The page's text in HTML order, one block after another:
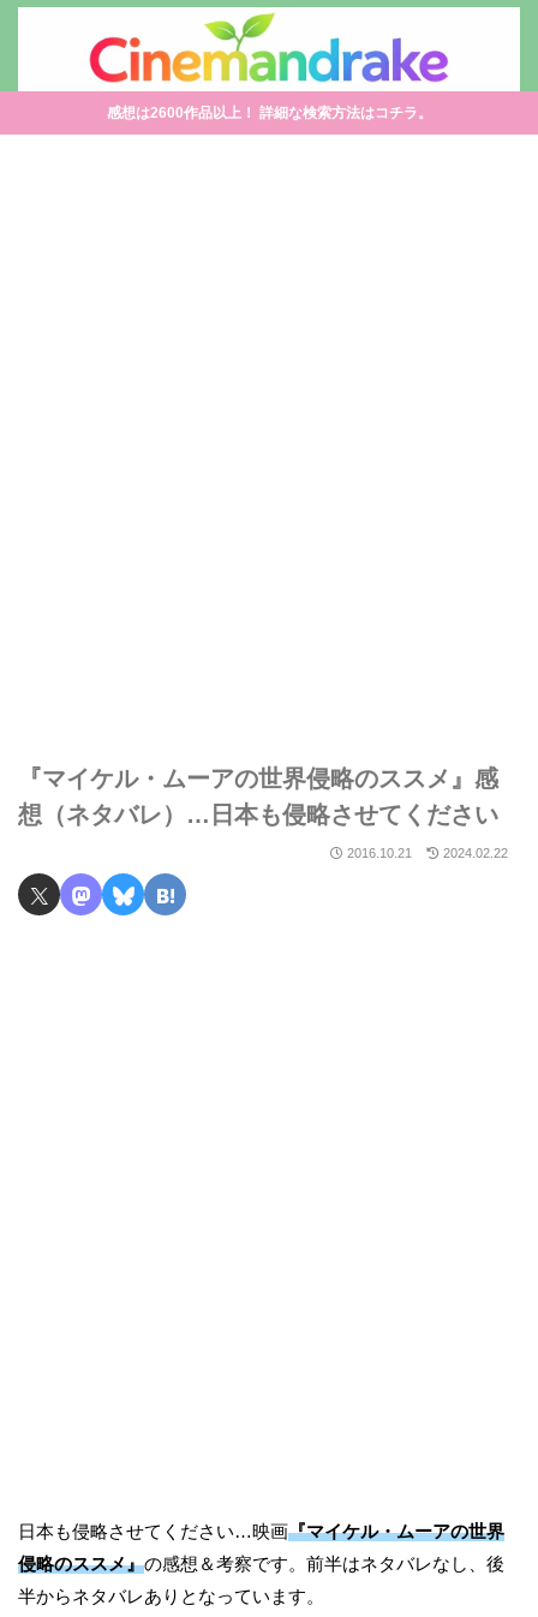
感想は2600作品以上！ 詳細な検索方法はコチラ。
『マイケル・ムーアの世界侵略のススメ』感
想（ネタバレ）…日本も侵略させてください
2016.10.21 2024.02.22
日本も侵略させてください…映画『マイケル・ムーアの世界
侵略のススメ』の感想＆考察です。前半はネタバレなし、後
半からネタバレありとなっています。